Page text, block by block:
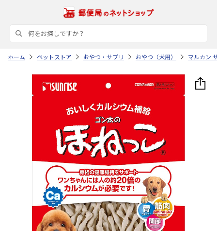
ホーム ペットストア おやつ・サプリ おやつ（犬用） マルカン